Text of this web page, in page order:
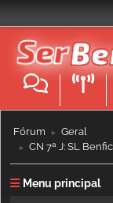
Fórum ► Geral
► CN 7ª J: SL
Menu principal